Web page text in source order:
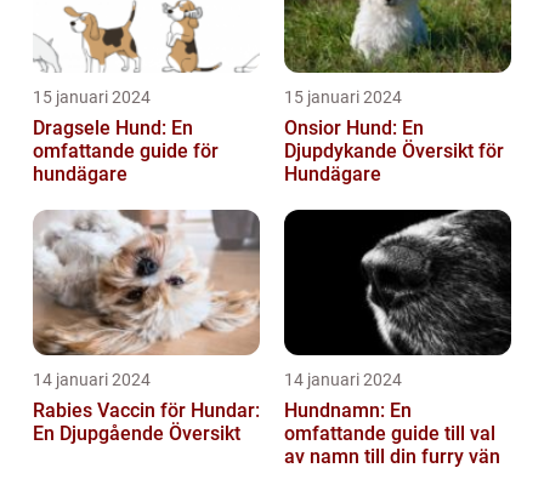
15 januari 2024
Dragsele Hund: En
omfattande guide för
hundägare
15 januari 2024
Onsior Hund: En
Djupdykande Översikt för
Hundägare
14 januari 2024
Rabies Vaccin för Hundar:
En Djupgående Översikt
14 januari 2024
Hundnamn: En
omfattande guide till val
av namn till din furry vän